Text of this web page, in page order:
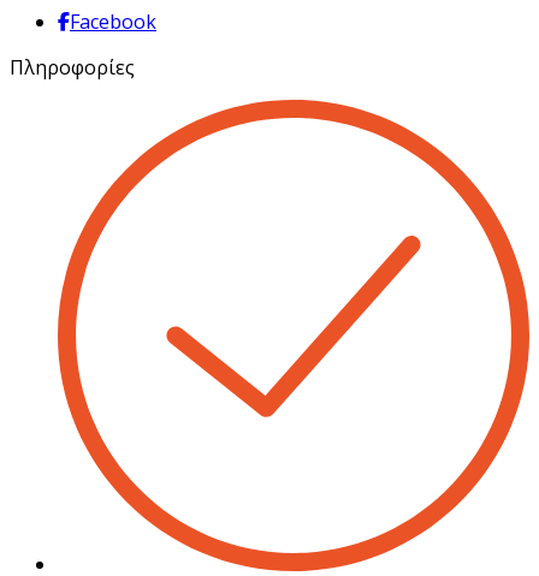
Facebook
Πληροφορίες